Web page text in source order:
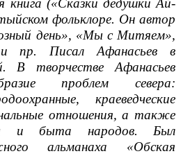
книга («Сказки дедушки Aй-
фольклоре. Он автор
день», «Мы с Митяем»,
пр. Писал Афанасьев в
В творчестве Афанасьев
проблем севера:
краеведческие
отношения, а также
и быта народов. Был
альманаха «Обская